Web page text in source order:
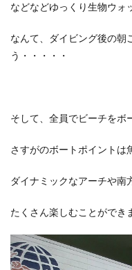
などなどゆっくり生物ウォ
なんて、ダイビング後の朝
う・・・・・
そして、全員でビーチをボ
さすがのボートポイントは
ダイナミックなアーチや南
たくさん楽しむことができ